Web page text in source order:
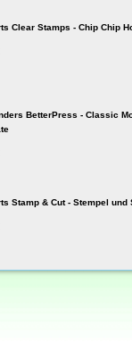
Clear Stamps - Chip Chip
BetterPress - Classic
Stamp & Cut - Stempel und